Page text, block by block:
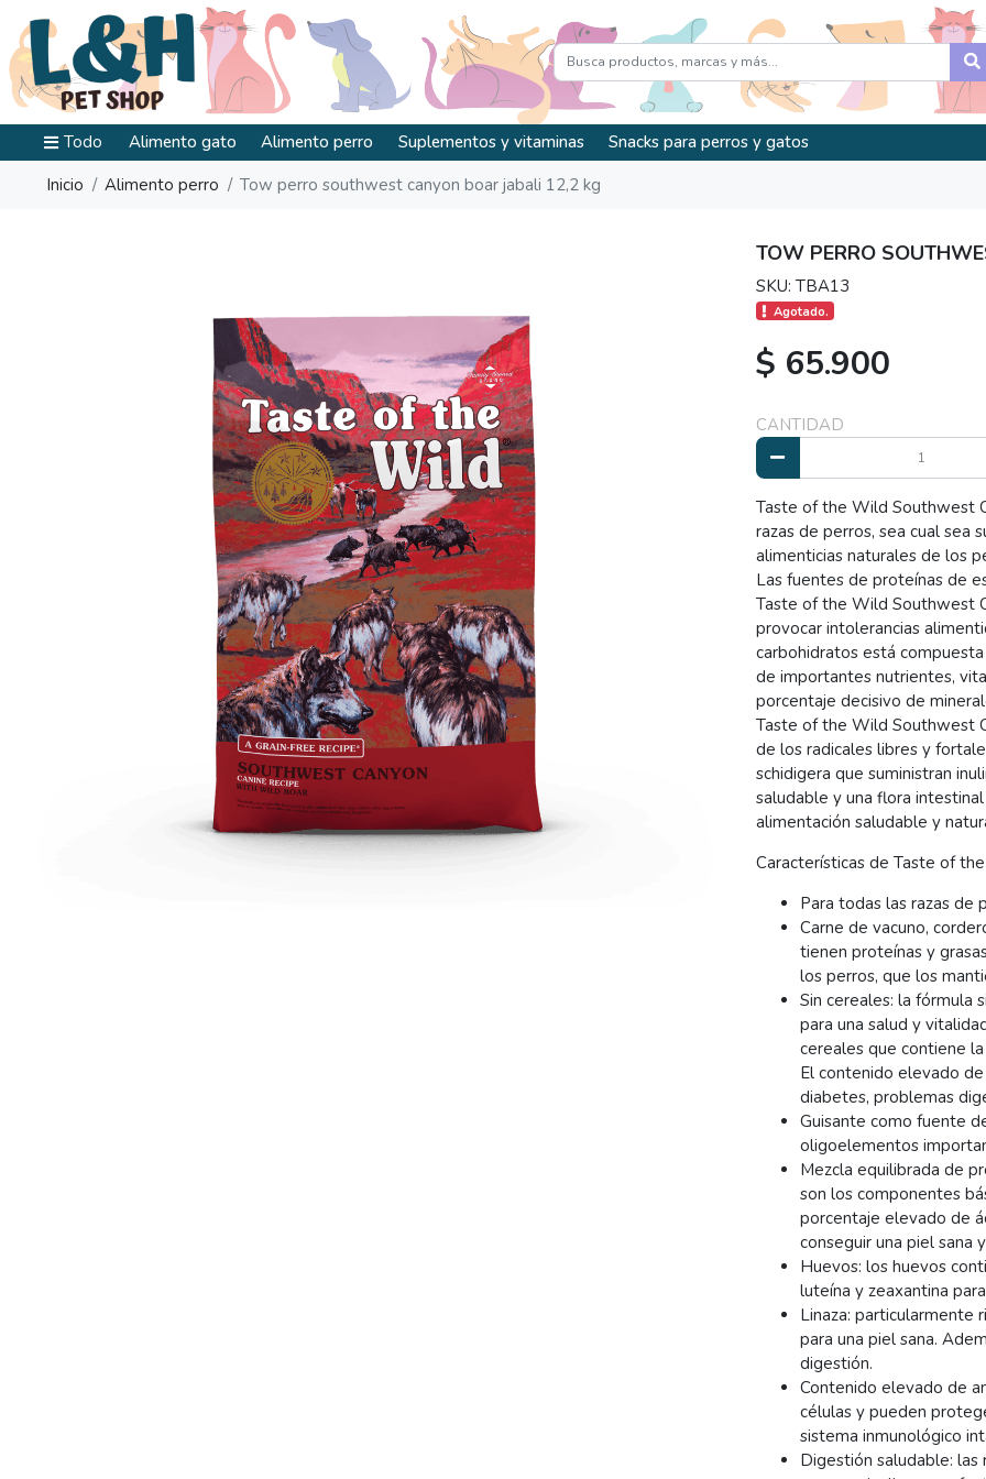
Todo Alimento gato Alimento perro Suplementos y vitaminas
Snacks para perros y gatos
Inicio
Alimento perro Tow perro southwest canyon boar jabali 12,2 kg
TOW PERRO
SKU: TBA13
Agotado.
$ 65.900
CANTIDAD
Taste of the Wild Southwest
razas de perros, sea cual sea
alimenticias naturales de los
Las fuentes de proteínas de
Taste of the Wild Southwest
provocar intolerancias
carbohidratos está
de importantes nutrientes,
porcentaje decisivo de
Taste of the Wild Southwest
de los radicales libres y
schidigera que suministran
saludable y una flora
alimentación saludable y
Características de Taste of
Para todas las razas de
Carne de vacuno,
tienen proteínas y
los perros, que los
Sin cereales: la fórmula
para una salud y
cereales que contiene
El contenido elevado
diabetes, problemas
Guisante como fuente
oligoelementos
Mezcla equilibrada de
son los componentes
porcentaje elevado de
conseguir una piel sana
Huevos: los huevos
luteína y zeaxantina
Linaza: particularmente
para una piel sana.
digestión.
Contenido elevado de
células y pueden
sistema inmunológico
Digestión saludable: las